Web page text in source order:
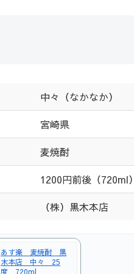
中々（なかなか）
宮崎県
麦焼酎
1200円前後（720ml
（株）黒木本店
あす楽 麦焼酎 黒
木本店 中々 25
度 720ml